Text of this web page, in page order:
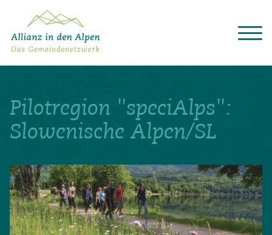
Projekte
Aktuelles
Alpine Kooperationen
DeutschItalianoFrançaisSlovenščinaEnglish
Pilotregion "speciAlps":
Slowenische Alpen/SL